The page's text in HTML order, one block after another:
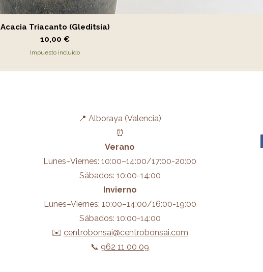
Vista rápida
Acacia Triacanto (Gleditsia)
Precio
10,00 €
Impuesto incluido
📍 Alboraya (Valencia)
⏰
Verano
Lunes–Viernes: 10:00–14:00/17:00-20:00
Sábados: 10:00-14:00
Invierno
Lunes–Viernes: 10:00–14:00/16:00-19:00
Sábados: 10:00-14:00
✉️ centrobonsai@centrobonsai.com
📞 962 11 00 09